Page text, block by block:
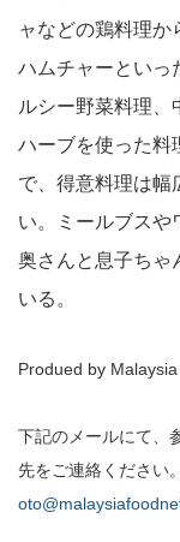
ャなどの鶏料理か
ハムチャーといっ
ルシー野菜料理、
ハーブを使った料
で、得意料理は幅
い。ミールブスや
奥さんと息子ちゃ
いる。
Produed by
下記のメールにて、
先をご連絡ください。